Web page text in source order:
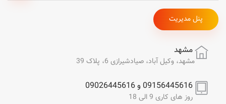
پنل مدیریت
مشهد
مشهد، وکیل آباد، صیادشیرازی 6، پلاک 39
روز های کاری 9 الی 18